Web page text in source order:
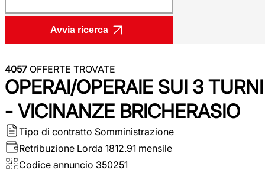
Avvia ricerca
4057 OFFERTE TROVATE
OPERAI/OPERAIE SUI 3 TURNI
- VICINANZE BRICHERASIO
Tipo di contratto Somministrazione
Retribuzione Lorda 1812.91 mensile
Codice annuncio 350251